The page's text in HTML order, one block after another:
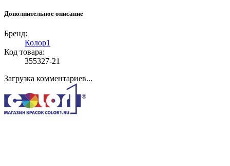
Дополнительное описание
Бренд:
Колор1
Код товара:
355327-21
Загрузка комментариев...